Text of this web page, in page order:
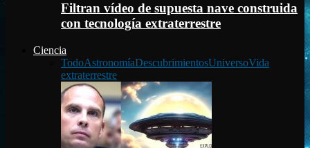
Filtran vídeo de supuesta nave construida
con tecnología extraterrestre
Ciencia
TodoAstronomíaDescubrimientosUniversoVida
extraterrestre